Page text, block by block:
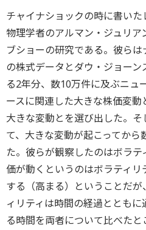
チャイナショックの時に書いた
物理学者のアルマン・ジュリア
ブショーの研究である。彼ら
の株式データとダウ・ジョー
る2年分、数10万件に及ぶニュ
ースに関連した大きな株価変
大きな変動とを選び出した。
て、大きな変動が起こってから
た。彼らが観察したのはボラ
価が動くというのはボラティ
する（高まる）ということだ
ィリティは時間の経過ととも
る時間を両者について比べた